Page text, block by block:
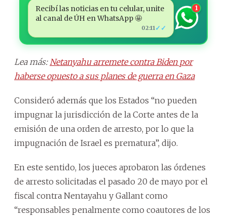
Recibí las noticias en tu celular, unite
al canal de ÚH en WhatsApp 🤩
02:11 ✓✓
1
Lea más: Netanyahu arremete contra Biden por
haberse opuesto a sus planes de guerra en Gaza
Consideró además que los Estados “no pueden
impugnar la jurisdicción de la Corte antes de la
emisión de una orden de arresto, por lo que la
impugnación de Israel es prematura”, dijo.
En este sentido, los jueces aprobaron las órdenes
de arresto solicitadas el pasado 20 de mayo por el
fiscal contra Nentayahu y Gallant como
“responsables penalmente como coautores de los